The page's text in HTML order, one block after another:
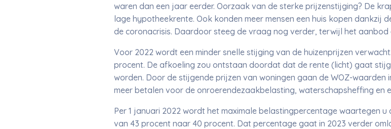
waren dan een jaar eerder. Oorzaak van de sterke prijzenstijging? De
lage hypotheekrente. Ook konden meer mensen een huis kopen dankzij
de coronacrisis. Daardoor steeg de vraag nog verder, terwijl het aanbod
Voor 2022 wordt een minder snelle stijging van de huizenprijzen
procent. De afkoeling zou ontstaan doordat dat de rente (licht) gaat
worden. Door de stijgende prijzen van woningen gaan de WOZ-
meer betalen voor de onroerendezaakbelasting, waterschapsheffing en
Per 1 januari 2022 wordt het maximale belastingpercentage waartegen
van 43 procent naar 40 procent. Dat percentage gaat in 2023 verder